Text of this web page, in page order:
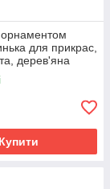
для прикрас,
дерев'яна
см
Купити